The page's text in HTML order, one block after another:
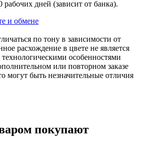
рабочих дней (зависит от банка).
и обмене
по тону в зависимости от
расхождение в цвете не является
технологическими особенностями
или повторном заказе
могут быть незначительные отличия
покупают